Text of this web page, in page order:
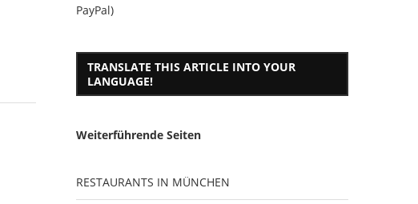
PayPal)
TRANSLATE THIS ARTICLE INTO YOUR
LANGUAGE!
Weiterführende Seiten
RESTAURANTS IN MÜNCHEN